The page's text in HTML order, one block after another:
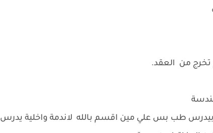
تخرج من العقد.
طب بس علي مين اقسم بالله لاندمة واخلية يدرس